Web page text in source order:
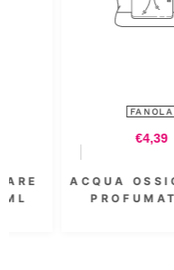
FANOLA
€4,39
ACQUA